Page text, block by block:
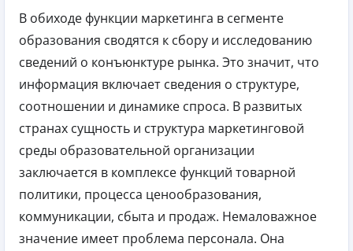
В обиходе функции маркетинга в сегменте
образования сводятся к сбору и исследованию
сведений о конъюнктуре рынка. Это значит, что
информация включает сведения о структуре,
соотношении и динамике спроса. В развитых
странах сущность и структура маркетинговой
среды образовательной организации
заключается в комплексе функций товарной
политики, процесса ценообразования,
коммуникации, сбыта и продаж. Немаловажное
значение имеет проблема персонала. Она